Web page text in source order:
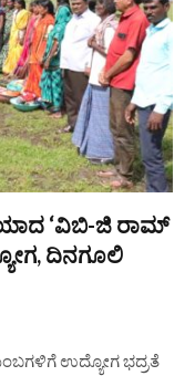
‘ವಿಬಿ-ಜಿ ರಾಮ್
ದಿನಗೂಲಿ
ಉದ್ಯೋಗ ಭದ್ರತೆ